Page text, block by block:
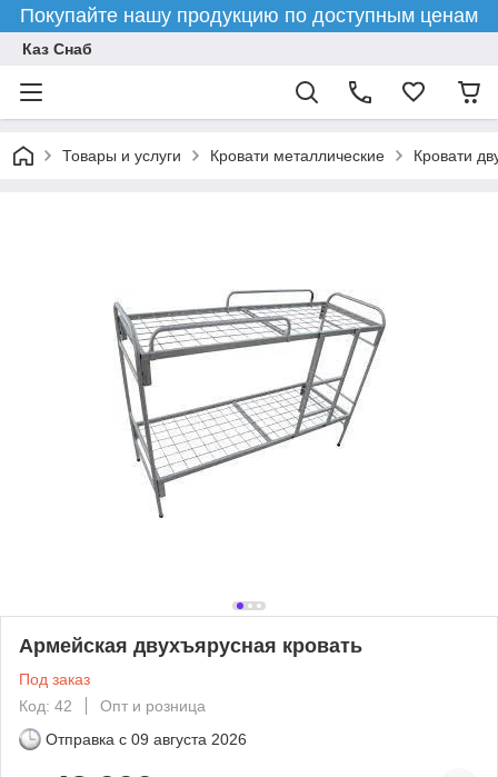
Покупайте нашу продукцию по доступным ценам
Каз Снаб
Товары и услуги Кровати металлические Кровати
Армейская двухъярусная кровать
Под заказ
Код: 42
Опт и розница
Отправка с 09 августа 2026